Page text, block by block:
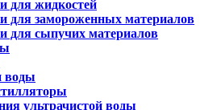
для жидкостей
для замороженных материалов
для сыпучих материалов
воды
ультрачистой воды